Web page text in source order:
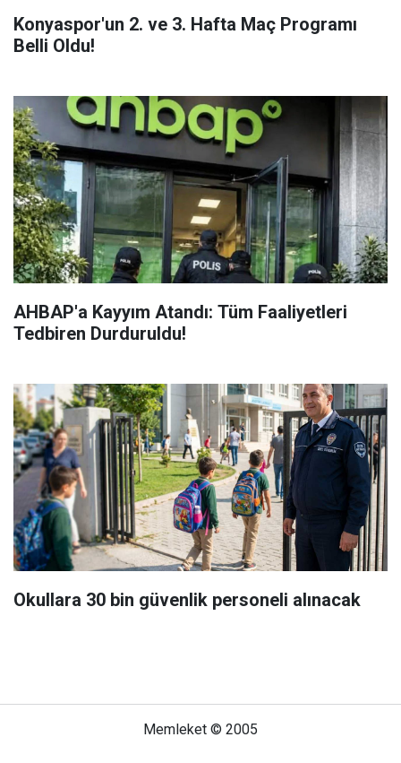
Konyaspor'un 2. ve 3. Hafta Maç Programı
Belli Oldu!
AHBAP'a Kayyım Atandı: Tüm Faaliyetleri
Tedbiren Durduruldu!
Okullara 30 bin güvenlik personeli alınacak
Memleket © 2005